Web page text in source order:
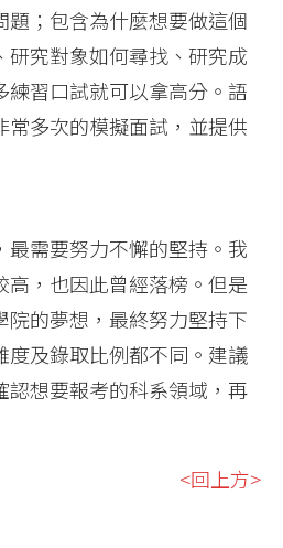
題；包含為什麼想要做這個
研究對象如何尋找、研究成
練習口試就可以拿高分。語
常多次的模擬面試，並提供
需要努力不懈的堅持。我
，也因此曾經落榜。但是
院的夢想，最終努力堅持下
度及錄取比例都不同。建議
認想要報考的科系領域，再
<回上方>